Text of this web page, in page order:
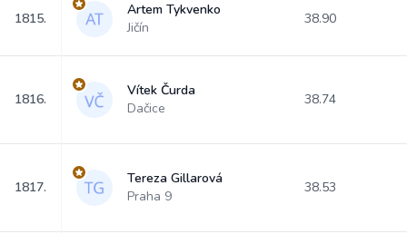
1815.
Artem Tykvenko
Jičín
38.90
1816.
Vítek Čurda
Dačice
38.74
1817.
Tereza Gillarová
Praha 9
38.53